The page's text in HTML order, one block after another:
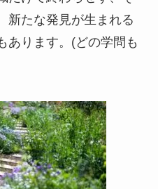
新たな発見が生まれる
あります。(どの学問も